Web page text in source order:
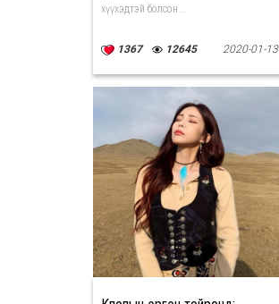
хүүхэдтэй болсон...
1367 12645 2020-01-13